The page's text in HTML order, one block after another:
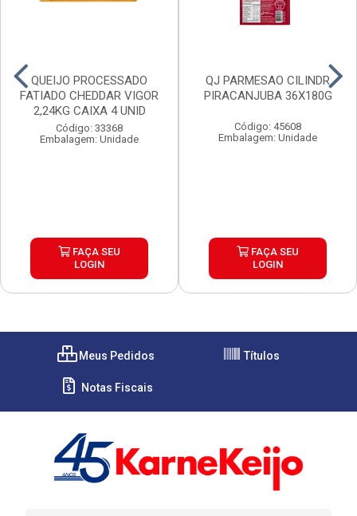
QUEIJO PROCESSADO
FATIADO CHEDDAR VIGOR
2,24KG CAIXA 4 UNID
Código: 33368
Embalagem: Unidade
FAÇA SEU
LOGIN
QJ PARMESAO CILINDR
PIRACANJUBA 36X180G
Código: 45608
Embalagem: Unidade
FAÇA SEU
LOGIN
Meus Pedidos Títulos
Notas Fiscais